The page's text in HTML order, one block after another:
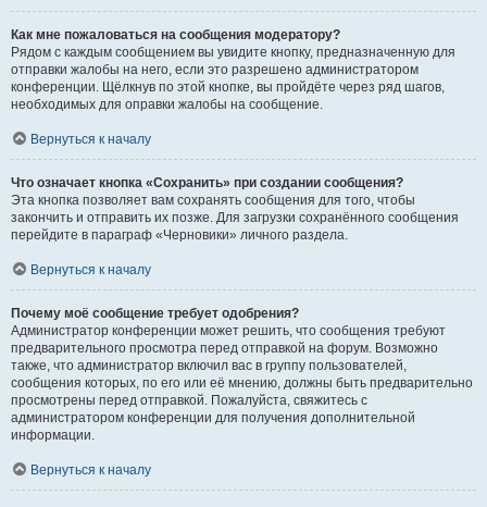
Как мне пожаловаться на сообщения модератору?
Рядом с каждым сообщением вы увидите кнопку, предназначенную для
отправки жалобы на него, если это разрешено администратором
конференции. Щёлкнув по этой кнопке, вы пройдёте через ряд шагов,
необходимых для оправки жалобы на сообщение.
Вернуться к началу
Что означает кнопка «Сохранить» при создании сообщения?
Эта кнопка позволяет вам сохранять сообщения для того, чтобы
закончить и отправить их позже. Для загрузки сохранённого сообщения
перейдите в параграф «Черновики» личного раздела.
Вернуться к началу
Почему моё сообщение требует одобрения?
Администратор конференции может решить, что сообщения требуют
предварительного просмотра перед отправкой на форум. Возможно
также, что администратор включил вас в группу пользователей,
сообщения которых, по его или её мнению, должны быть предварительно
просмотрены перед отправкой. Пожалуйста, свяжитесь с
администратором конференции для получения дополнительной
информации.
Вернуться к началу